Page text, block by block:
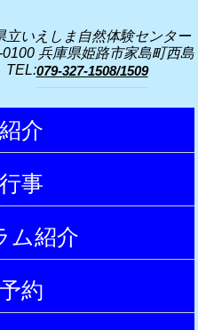
立いえしま自然体験センター
0100 兵庫県姫路市家島町西島
TEL:079-327-1508/1509
介
事
ム紹介
約